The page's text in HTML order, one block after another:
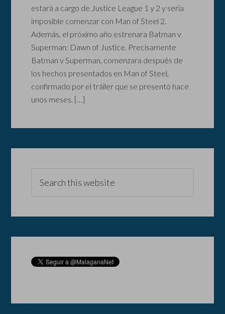
estará a cargo de Justice League 1 y 2 y sería
imposible comenzar con Man of Steel 2.
Además, el próximo año estrenara Batman v
Superman: Dawn of Justice. Precisamente
Batman v Superman, comenzara después de
los hechos presentados en Man of Steel,
confirmado por el tráiler que se presentó hace
unos meses. […]